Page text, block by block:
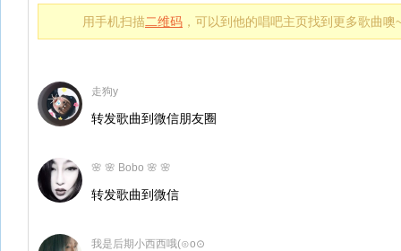
用手机扫描二维码 ，可以到他的唱吧主页找到更多歌曲噢
走狗y
转发歌曲到微信朋友圈
🌸 🌸 Bobo 🌸 🌸
转发歌曲到微信
我是后期小西西哦(⊙o⊙